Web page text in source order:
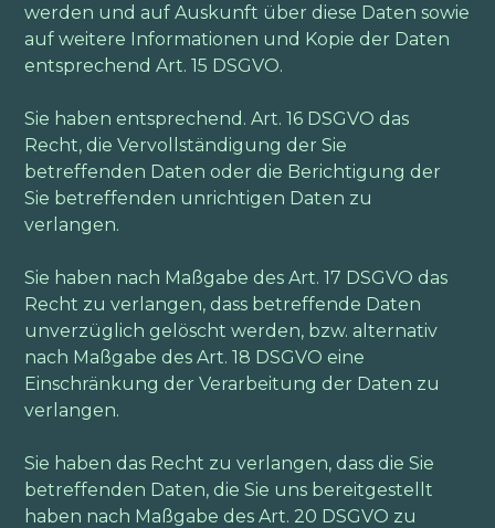
werden und auf Auskunft über diese Daten sowie
auf weitere Informationen und Kopie der Daten
entsprechend Art. 15 DSGVO.
Sie haben entsprechend. Art. 16 DSGVO das
Recht, die Vervollständigung der Sie
betreffenden Daten oder die Berichtigung der
Sie betreffenden unrichtigen Daten zu
verlangen.
Sie haben nach Maßgabe des Art. 17 DSGVO das
Recht zu verlangen, dass betreffende Daten
unverzüglich gelöscht werden, bzw. alternativ
nach Maßgabe des Art. 18 DSGVO eine
Einschränkung der Verarbeitung der Daten zu
verlangen.
Sie haben das Recht zu verlangen, dass die Sie
betreffenden Daten, die Sie uns bereitgestellt
haben nach Maßgabe des Art. 20 DSGVO zu